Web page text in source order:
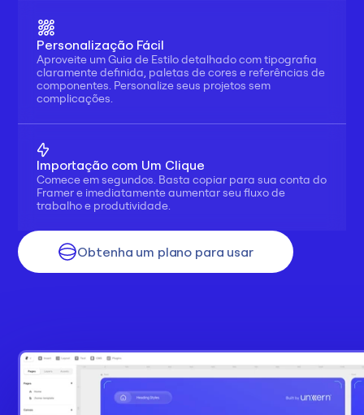
Personalização Fácil
Aproveite um Guia de Estilo detalhado com tipografia
claramente definida, paletas de cores e referências de
componentes. Personalize seus projetos sem
complicações.
Importação com Um Clique
Comece em segundos. Basta copiar para sua conta do
Framer e imediatamente aumentar seu fluxo de
trabalho e produtividade.
Obtenha um plano para usar